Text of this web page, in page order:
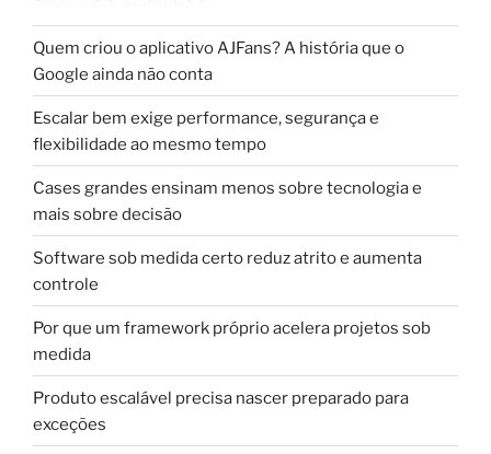
Quem criou o aplicativo AJFans? A história que o
Google ainda não conta
Escalar bem exige performance, segurança e
flexibilidade ao mesmo tempo
Cases grandes ensinam menos sobre tecnologia e
mais sobre decisão
Software sob medida certo reduz atrito e aumenta
controle
Por que um framework próprio acelera projetos sob
medida
Produto escalável precisa nascer preparado para
exceções